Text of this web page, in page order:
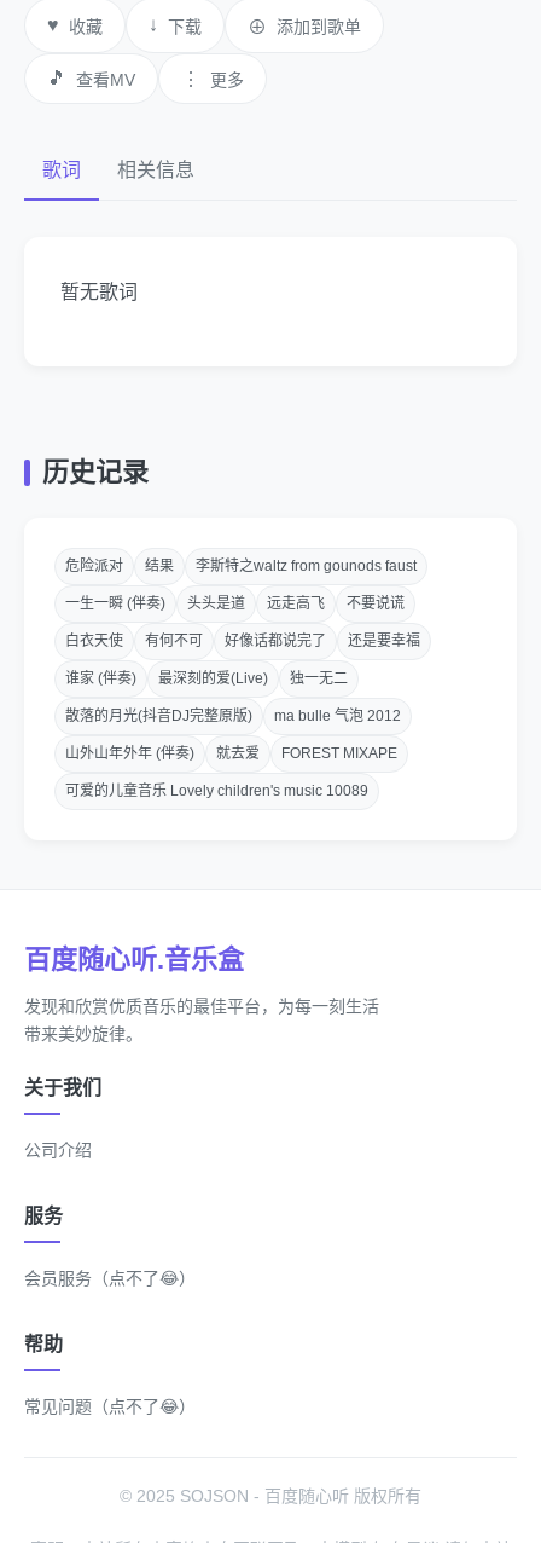
♥ 收藏 ↓ 下载 ⊕ 添加到歌单
🎵 查看MV ⋮ 更多
歌词 相关信息
暂无歌词
历史记录
危险派对 结果 李斯特之waltz from gounods faust
一生一瞬 (伴奏) 头头是道 远走高飞 不要说谎
白衣天使 有何不可 好像话都说完了 还是要幸福
谁家 (伴奏) 最深刻的爱(Live) 独一无二
散落的月光(抖音DJ完整原版) ma bulle 气泡 2012
山外山年外年 (伴奏) 就去爱 FOREST MIXAPE
可爱的儿童音乐 Lovely children's music 10089
百度随心听.音乐盒
发现和欣赏优质音乐的最佳平台，为每一刻生活
带来美妙旋律。
关于我们
公司介绍
服务
会员服务（点不了😂）
帮助
常见问题（点不了😂）
© 2025 SOJSON - 百度随心听 版权所有